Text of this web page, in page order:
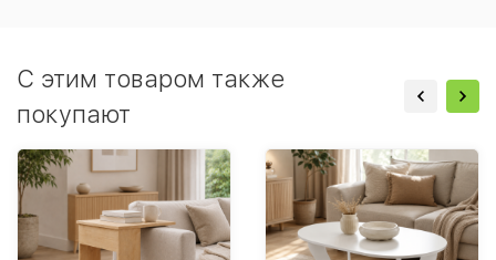
C этим товаром также
покупают